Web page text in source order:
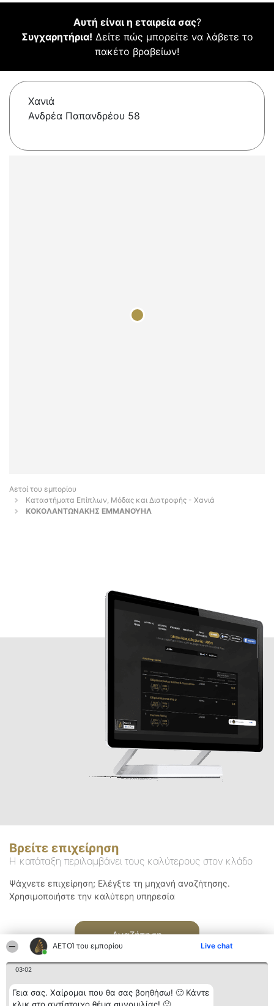
ΑΕΤΟΊ του εμπορίου Live chat
03:02
Γεια σας. Χαίρομαι που θα σας βοηθήσω! 🙂 Κάντε
Αυτή είναι η εταιρεία σας?
Συγχαρητήρια! Δείτε πώς μπορείτε να λάβετε το
πακέτο βραβείων!
Χανιά
Ανδρέα Παπανδρέου 58
Αετοί του εμπορίου
Καταστήματα Επίπλων, Μόδας και Διατροφής - Χανιά
ΚΟΚΟΛΑΝΤΩΝΑΚΗΣ ΕΜΜΑΝΟΥΗΛ
Βρείτε επιχείρηση
Η κατάταξη περιλαμβάνει τους καλύτερους στον κλάδο
Ψάχνετε επιχείρηση; Ελέγξτε τη μηχανή αναζήτησης.
Χρησιμοποιήστε την καλύτερη υπηρεσία
Αναζήτηση